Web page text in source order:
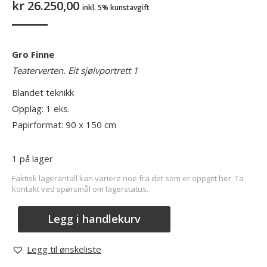
kr 26.250,00 inkl. 5% kunstavgift
Gro Finne
Teaterverten. Eit sjølvportrett 1
Blandet teknikk
Opplag: 1 eks.
Papirformat: 90 x 150 cm
1 på lager
Faktisk lagerantall kan variere noe fra det som er oppgitt her. Ta
kontakt ved spørsmål om lagerstatus.
Legg i handlekurv
Legg til ønskeliste